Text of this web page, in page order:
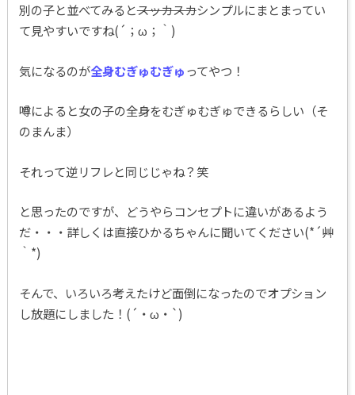
別の子と並べてみるとスッカスカシンプルにまとまってい
て見やすいですね(´；ω；｀)
気になるのが全身むぎゅむぎゅってやつ！
噂によると女の子の全身をむぎゅむぎゅできるらしい（そ
のまんま）
それって逆リフレと同じじゃね？笑
と思ったのですが、どうやらコンセプトに違いがあるよう
だ・・・詳しくは直接ひかるちゃんに聞いてください(*´艸
｀*)
そんで、いろいろ考えたけど面倒になったのでオプション
し放題にしました！(´・ω・`)